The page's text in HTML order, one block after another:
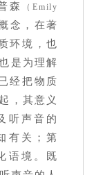
森
（Emily
念，在著
环境，也
是为理解
经把物质
，其意义
听声音的
有关；第
语境。既